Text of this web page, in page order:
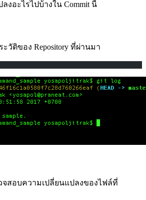
งอะไรไปบ้างใน Commit นี้
วัติของ Repository ที่ผ่านมา
สอบความเปลี่ยนแปลงของไฟล์ที่